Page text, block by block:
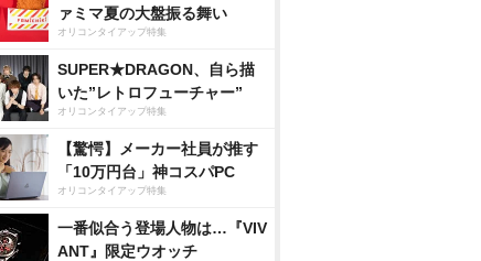
ァミマ夏の大盤振る舞い
オリコンタイアップ特集
SUPER★DRAGON、自ら描
いた”レトロフューチャー”
オリコンタイアップ特集
【驚愕】メーカー社員が推す
「10万円台」神コスパPC
オリコンタイアップ特集
一番似合う登場人物は…『VIV
ANT』限定ウオッチ